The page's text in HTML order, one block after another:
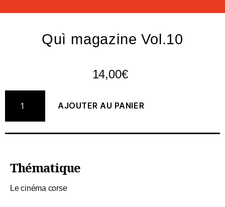
Quì magazine Vol.10
14,00€
AJOUTER AU PANIER
Thématique
Le cinéma corse